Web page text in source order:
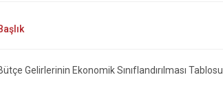
Gelirlerinin Ekonomik Sınıflandırılması Tablosu